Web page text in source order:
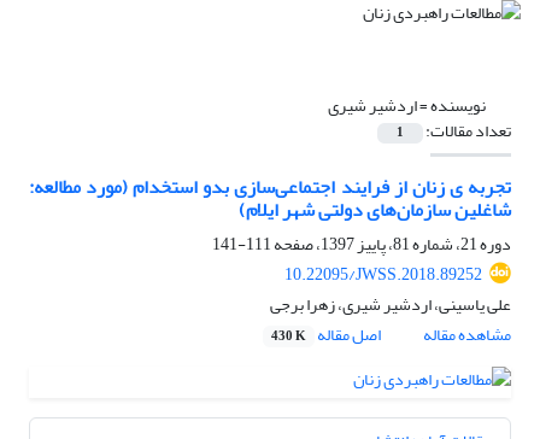
نویسنده =اردشیر شیری
تعداد مقالات: 1
تجربه ی زنان از فرایند اجتماعی‌سازی بدو استخدام (مورد مطالعه:
شاغلین سازمان‌های دولتی شهر ایلام)
دوره 21، شماره 81، پاییز 1397، صفحه
111-141
10.22095/JWSS.2018.89252
علی یاسینی، اردشیر شیری، زهرا برجی
مشاهده مقاله
اصل مقاله 430 K